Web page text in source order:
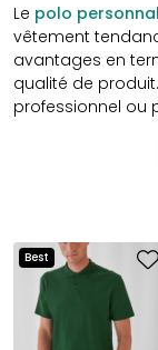
Le polo
vêtement
avantages en
qualité de
professionnel ou
judicieux pour
pour le
Best